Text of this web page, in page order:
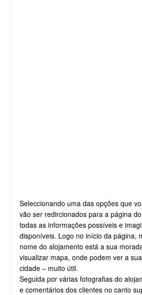
Seleccionando uma das opções que
vão ser redircionados para a página
todas as informações possíveis e
disponíveis. Logo no início da página,
nome do alojamento está a sua
visualizar mapa, onde podem ver a
cidade – muito útil.
Seguida por várias fotografias do
e comentários dos clientes no canto